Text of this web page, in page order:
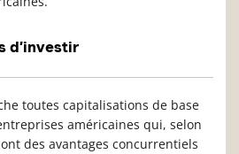
d’investir
toutes capitalisations de base
américaines qui, selon
des avantages concurrentiels